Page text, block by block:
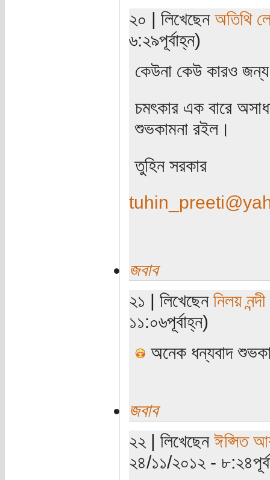
২০ | লিখেছেন অতিথি
৬:২৯পূর্বাহ্ন)
কেউনা কেউ কারও
চমৎকার এক বারে
শুভকামনা রইল।
তুহিন সরকার
জবাব
২১ | লিখেছেন নিলয় নন্দী
১১:০৬পূর্বাহ্ন)
অনেক ধন্যবাদ
জবাব
২২ | লিখেছেন ঈপ্সিত
২৪/১১/২০১২ -